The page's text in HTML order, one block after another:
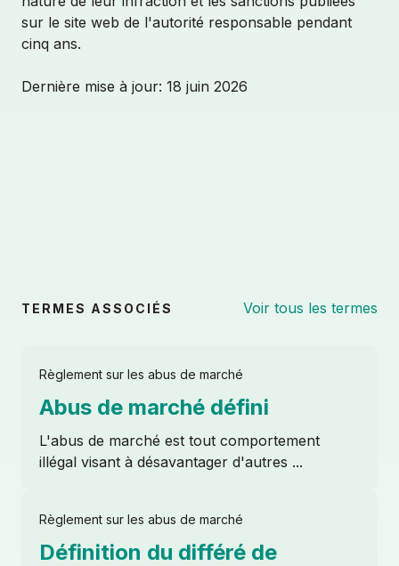
Partenaires
Nous contacter
Login
sur le site web de l'autorité responsable pendant
cinq ans.
Dernière mise à jour: 18 juin 2026
TERMES ASSOCIÉS Voir tous les termes
Règlement sur les abus de marché
Abus de marché défini
L'abus de marché est tout comportement
illégal visant à désavantager d'autres ...
Règlement sur les abus de marché
Définition du différé de